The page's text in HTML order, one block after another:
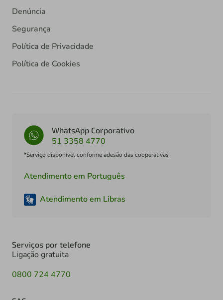
Denúncia
Segurança
Política de Privacidade
Política de Cookies
WhatsApp Corporativo
51 3358 4770
*Serviço disponível conforme adesão das cooperativas
Atendimento em Português
Atendimento em Libras
Serviços por telefone
Ligação gratuita
0800 724 4770